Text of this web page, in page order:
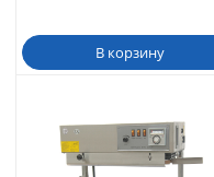
В корзину